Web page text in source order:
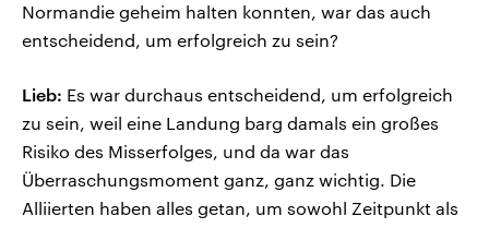
Normandie geheim halten konnten, war das auch
entscheidend, um erfolgreich zu sein?
Lieb: Es war durchaus entscheidend, um erfolgreich
zu sein, weil eine Landung barg damals ein großes
Risiko des Misserfolges, und da war das
Überraschungsmoment ganz, ganz wichtig. Die
Alliierten haben alles getan, um sowohl Zeitpunkt als